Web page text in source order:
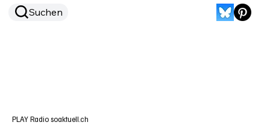
Suchen
PLAY Radio soaktuell.ch